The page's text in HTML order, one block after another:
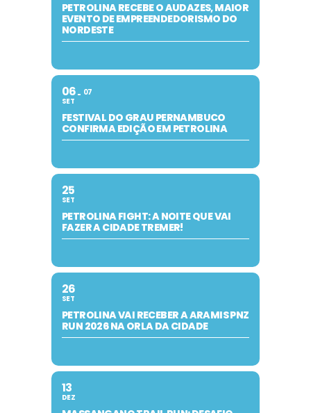
PETROLINA RECEBE O AUDAZES, MAIOR
EVENTO DE EMPREENDEDORISMO DO
NORDESTE
06
SET
07
FESTIVAL DO GRAU PERNAMBUCO
CONFIRMA EDIÇÃO EM PETROLINA
25
SET
PETROLINA FIGHT: A NOITE QUE VAI
FAZER A CIDADE TREMER!
26
SET
PETROLINA VAI RECEBER A ARAMIS PNZ
RUN 2026 NA ORLA DA CIDADE
13
DEZ